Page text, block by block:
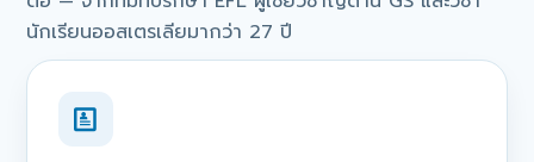
นักเรียนออสเตรเลียมากว่า 27 ปี